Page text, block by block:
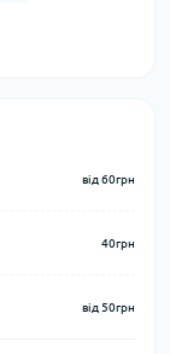
від 60грн
40грн
від 50грн